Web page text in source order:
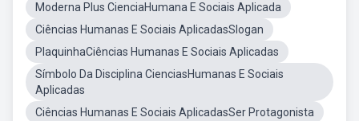
Moderna Plus CienciaHumana E Sociais Aplicada
Ciências Humanas E Sociais AplicadasSlogan
PlaquinhaCiências Humanas E Sociais Aplicadas
Símbolo Da Disciplina CienciasHumanas E Sociais
Aplicadas
Ciências Humanas E Sociais AplicadasSer Protagonista